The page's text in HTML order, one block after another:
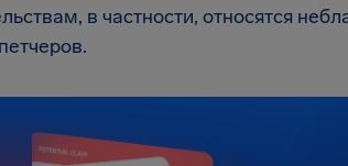
в частности, относятся